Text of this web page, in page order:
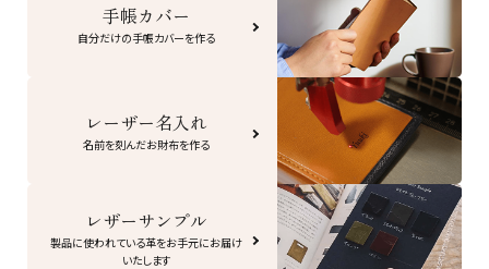
手帳カバー
自分だけの手帳カバーを作る
レーザー名入れ
名前を刻んだお財布を作る
レザーサンプル
製品に使われている革をお手元にお届け
いたします